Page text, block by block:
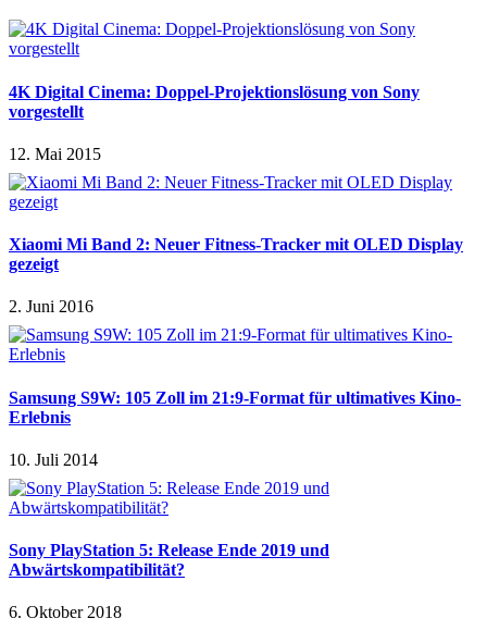
4K Digital Cinema: Doppel-Projektionslösung von Sony
vorgestellt
12. Mai 2015
Xiaomi Mi Band 2: Neuer Fitness-Tracker mit OLED Display
gezeigt
2. Juni 2016
Samsung S9W: 105 Zoll im 21:9-Format für ultimatives Kino-
Erlebnis
10. Juli 2014
Sony PlayStation 5: Release Ende 2019 und
Abwärtskompatibilität?
6. Oktober 2018